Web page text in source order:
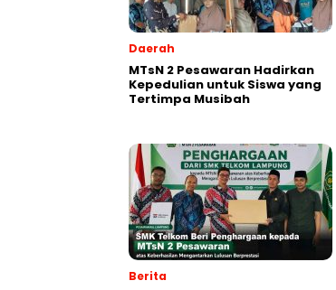
Daerah
MTsN 2 Pesawaran Hadirkan
Kepedulian untuk Siswa yang
Tertimpa Musibah
Berita